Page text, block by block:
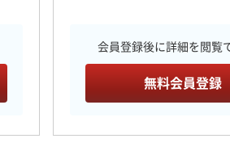
会員登録後に詳細を閲覧
無料会員登録